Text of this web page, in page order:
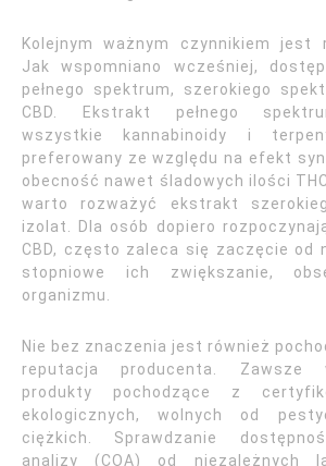
Kolejnym ważnym czynnikiem jest
Jak wspomniano wcześniej,
pełnego spektrum, szerokiego
CBD. Ekstrakt pełnego
wszystkie kannabinoidy i
preferowany ze względu na efekt
obecność nawet śladowych ilości
warto rozważyć ekstrakt
izolat. Dla osób dopiero
CBD, często zaleca się zaczęcie od
stopniowe ich zwiększanie,
organizmu.
Nie bez znaczenia jest również
reputacja producenta. Zawsze
produkty pochodzące z
ekologicznych, wolnych od
ciężkich. Sprawdzanie
analizy (COA) od niezależnych